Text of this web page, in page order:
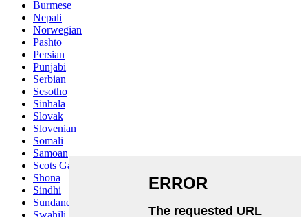
Burmese
Nepali
Norwegian
Pashto
Persian
Punjabi
Serbian
Sesotho
Sinhala
Slovak
Slovenian
Somali
Samoan
Scots Gaelic
Shona
Sindhi
Sundanese